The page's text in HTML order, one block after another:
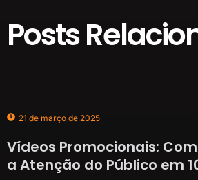
Posts
21 de março de 2025
Vídeos Promocionais:
a Atenção do Público em